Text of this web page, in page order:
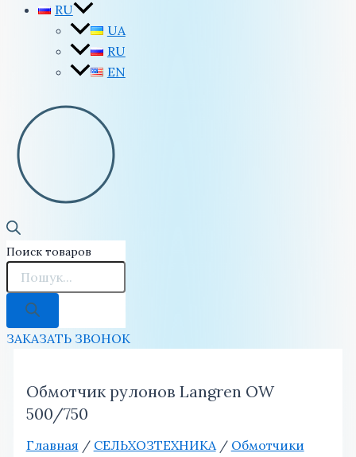
RU
UA
RU
EN
Поиск товаров
ЗАКАЗАТЬ ЗВОНОК
Обмотчик рулонов Langren OW
500/750
Главная / СЕЛЬХОЗТЕХНИКА/ Обмотчики